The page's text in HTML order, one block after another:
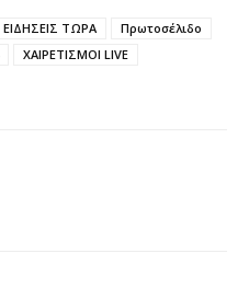
ΕΙΔΗΣΕΙΣ ΤΩΡΑ
Πρωτοσέλιδο
ΧΑΙΡΕΤΙΣΜΟΙ LIVE